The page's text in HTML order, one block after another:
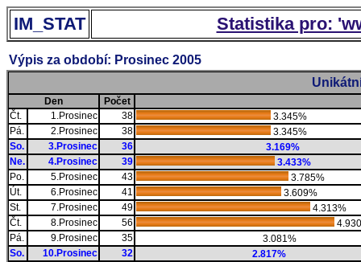
IM_STAT Statistika pro:
Výpis za období: Prosinec 2005
Den
Počet
Čt.
1.Prosinec 38
3.345%
Pá.
2.Prosinec 38
3.345%
So.
3.Prosinec 36
3.169%
Ne.
4.Prosinec 39
3.433%
Po.
5.Prosinec 43
3.785%
Út.
6.Prosinec 41
3.609%
St.
7.Prosinec 49
4.313%
Čt.
8.Prosinec 56
Pá.
9.Prosinec 35
3.081%
So.
10.Prosinec 32
2.817%